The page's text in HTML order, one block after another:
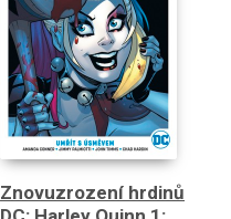
Znovuzrození hrdinů